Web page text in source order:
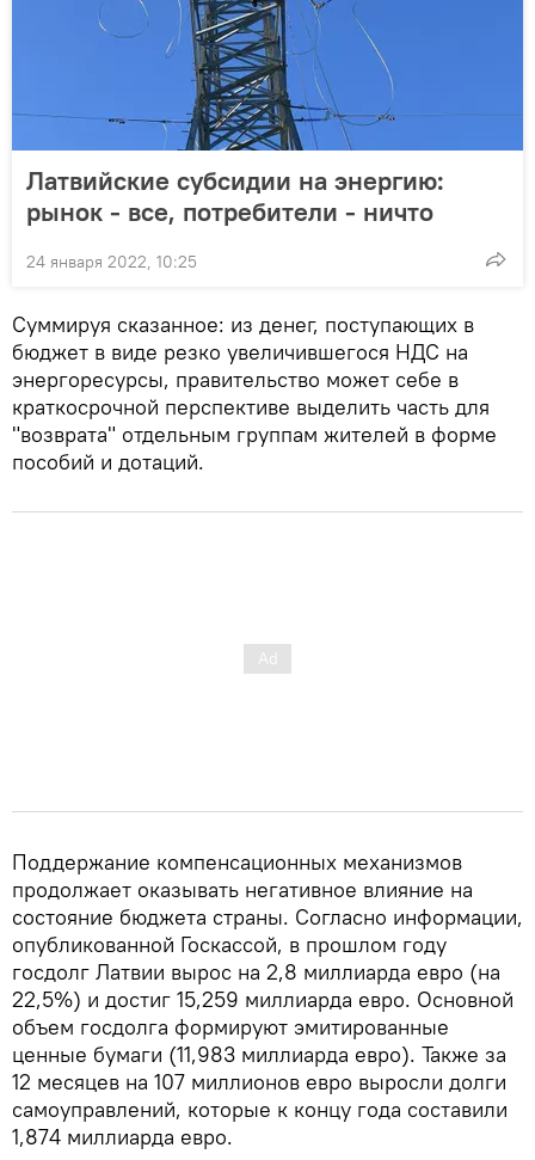
Латвийские субсидии на энергию:
рынок - все, потребители - ничто
24 января 2022, 10:25
Суммируя сказанное: из денег, поступающих в
бюджет в виде резко увеличившегося НДС на
энергоресурсы, правительство может себе в
краткосрочной перспективе выделить часть для
"возврата" отдельным группам жителей в форме
пособий и дотаций.
Поддержание компенсационных механизмов
продолжает оказывать негативное влияние на
состояние бюджета страны. Согласно информации,
опубликованной Госкассой, в прошлом году
госдолг Латвии вырос на 2,8 миллиарда евро (на
22,5%) и достиг 15,259 миллиарда евро. Основной
объем госдолга формируют эмитированные
ценные бумаги (11,983 миллиарда евро). Также за
12 месяцев на 107 миллионов евро выросли долги
самоуправлений, которые к концу года составили
1,874 миллиарда евро.